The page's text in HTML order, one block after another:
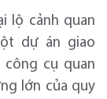
lộ cảnh quan
dự án giao
cụ quan
lớn của quy